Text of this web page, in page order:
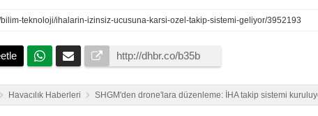
bilim-teknoloji/ihalarin-izinsiz-ucusuna-karsi-ozel-takip-sistemi-geliyor/3952193
Havacılık Haberleri SHGM'den drone'lara düzenleme: İHA takip sistemi